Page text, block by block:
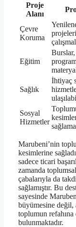
Proje
Alanı
Çevre
Koruma
Eğitim
Sağlık
İhtiyaç
Sosyal
Hizmetler
sağlama
Marubeni’nin
kesimlerine
sadece ticari
zamanda
çabalarıyla da
sağlamıştır. Bu
sayesinde
büyümesine değil,
toplumun refahına
bulunmaktadır.